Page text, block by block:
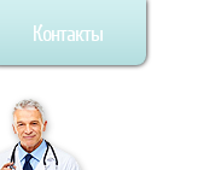
Контакты